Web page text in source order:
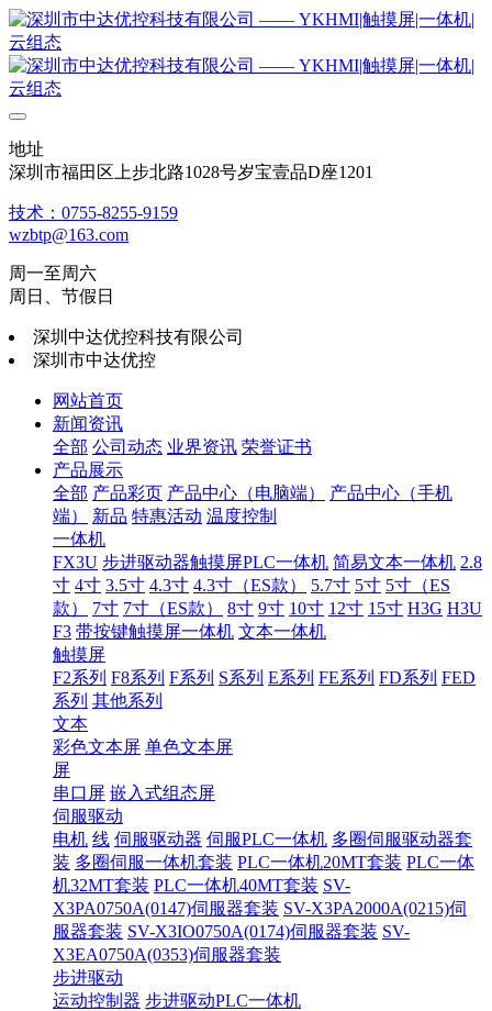
地址
深圳市福田区上步北路1028号岁宝壹品D座1201
技术：0755-8255-9159
wzbtp@163.com
周一至周六
周日、节假日
深圳中达优控科技有限公司
深圳市中达优控
网站首页
新闻资讯
全部 公司动态 业界资讯 荣誉证书
产品展示
全部 产品彩页 产品中心（电脑端）
产品中心（手机
端）
新品 特惠活动 温度控制
一体机
FX3U 步进驱动器触摸屏PLC一体机 简易文本一体机 2.8
寸 4寸 3.5寸 4.3寸 4.3寸（ES款） 5.7寸 5寸 5寸（ES
款）
7寸 7寸（ES款） 8寸 9寸 10寸 12寸 15寸 H3G H3U
F3 带按键触摸屏一体机 文本一体机
触摸屏
F2系列 F8系列 F系列 S系列 E系列 FE系列 FD系列 FED
系列 其他系列
文本
彩色文本屏 单色文本屏
屏
串口屏 嵌入式组态屏
伺服驱动
电机 线 伺服驱动器 伺服PLC一体机 多圈伺服驱动器套
装 多圈伺服一体机套装 PLC一体机20MT套装 PLC一体
机32MT套装 PLC一体机40MT套装 SV-
X3PA0750A(0147)伺服器套装 SV-X3PA2000A(0215)伺
服器套装 SV-X3IO0750A(0174)伺服器套装 SV-
X3EA0750A(0353)伺服器套装
步进驱动
运动控制器 步进驱动PLC一体机